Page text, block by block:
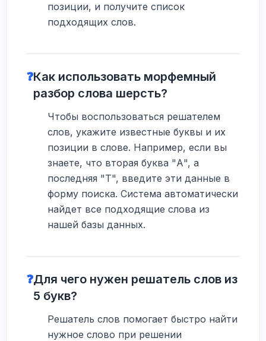
позиции, и получите список
подходящих слов.
❓Как использовать морфемный
разбор слова шерсть?
Чтобы воспользоваться решателем
слов, укажите известные буквы и их
позиции в слове. Например, если вы
знаете, что вторая буква "А", а
последняя "Т", введите эти данные в
форму поиска. Система автоматически
найдет все подходящие слова из
нашей базы данных.
❓Для чего нужен решатель слов из
5 букв?
Решатель слов помогает быстро найти
нужное слово при решении